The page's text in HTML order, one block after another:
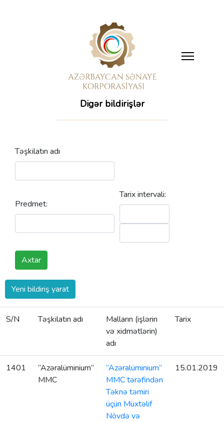
Digər bildirişlər
Təşkilatın adı
Predmet:
Tarix intervali:
Axtar
Yeni bildiriş yarat
S/N Təşkilatın adı
Malların (işlərin
və xidmətlərin)
adı
Tarix
1401
“Azəralüminium”
MMC
“Azəralüminium”
MMC tərəfindən
Təknə təmiri
üçün Müxtəlif
Növdə və
15.01.2019